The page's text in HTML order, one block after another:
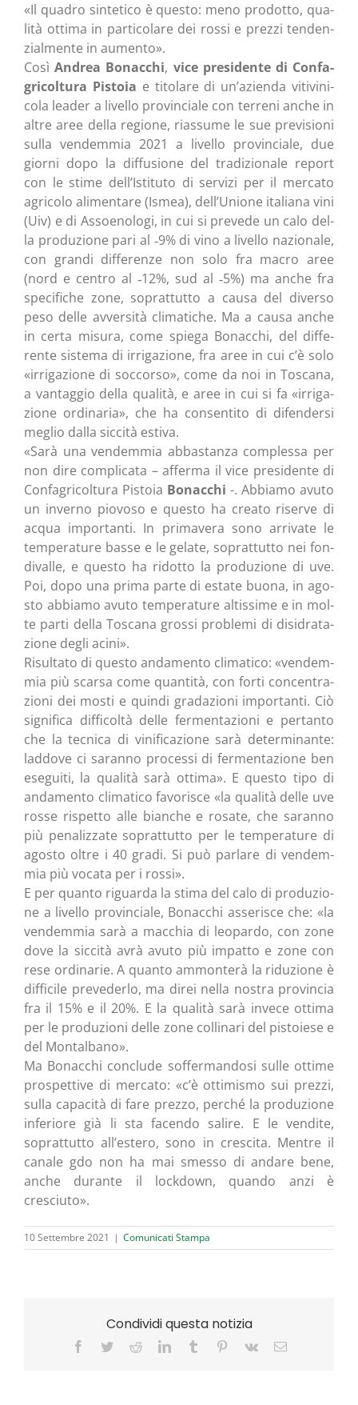
«Il qua­dro sin­te­ti­co è que­sto: meno pro­dot­to, qua­
li­tà otti­ma in par­ti­co­la­re dei ros­si e prez­zi ten­den­
zial­men­te in aumento».
CosìAndrea Bonac­chi, vice pre­si­den­te di Con­fa­
gri­col­tu­ra Pisto­ia e tito­la­re di un’azienda viti­vi­ni­
co­la lea­der a livel­lo pro­vin­cia­le con ter­re­ni anche in
altre aree del­la regio­ne, rias­su­me le sue pre­vi­sio­ni
sul­la ven­dem­mia 2021 a livel­lo pro­vin­cia­le, due
gior­ni dopo la dif­fu­sio­ne del tra­di­zio­na­le report
con le sti­me dell’Istituto di ser­vi­zi per il mer­ca­to
agri­co­lo ali­men­ta­re (Ismea), dell’Unione ita­lia­na vini
(Uiv) e di Assoe­no­lo­gi, in cui si pre­ve­de un calo del­
la pro­du­zio­ne pari al ‑9% di vino a livel­lo nazio­na­le,
con gran­di dif­fe­ren­ze non solo fra macro aree
(nord e cen­tro al ‑12%, sud al ‑5%) ma anche fra
spe­ci­fi­che zone, soprat­tut­to a cau­sa del diver­so
peso del­le avver­si­tà cli­ma­ti­che. Ma a cau­sa anche
in cer­ta misu­ra, come spie­ga Bonac­chi, del dif­fe­
ren­te siste­ma di irri­ga­zio­ne, fra aree in cui c’è solo
«irri­ga­zio­ne di soc­cor­so», come da noi in Tosca­na,
a van­tag­gio del­la qua­li­tà, e aree in cui si fa «irri­ga­
zio­ne ordi­na­ria», che ha con­sen­ti­to di difen­der­si
meglio dal­la sic­ci­tà estiva.
«Sarà una ven­dem­mia abba­stan­za com­ples­sa per
non dire com­pli­ca­ta – affer­ma il vice pre­si­den­te di
Con­fa­gri­col­tu­ra Pisto­ia Bonac­chi -. Abbia­mo avu­to
un inver­no pio­vo­so e que­sto ha crea­to riser­ve di
acqua impor­tan­ti. In pri­ma­ve­ra sono arri­va­te le
tem­pe­ra­tu­re bas­se e le gela­te, soprat­tut­to nei fon­
di­val­le, e que­sto ha ridot­to la pro­du­zio­ne di uve.
Poi, dopo una pri­ma par­te di esta­te buo­na, in ago­
sto abbia­mo avu­to tem­pe­ra­tu­re altis­si­me e in mol­
te par­ti del­la Tosca­na gros­si pro­ble­mi di disi­dra­ta­
zio­ne degli acini».
Risul­ta­to di que­sto anda­men­to cli­ma­ti­co: «ven­dem­
mia più scar­sa come quan­ti­tà, con for­ti con­cen­tra­
zio­ni dei mosti e quin­di gra­da­zio­ni impor­tan­ti. Ciò
signi­fi­ca dif­fi­col­tà del­le fer­men­ta­zio­ni e per­tan­to
che la tec­ni­ca di vini­fi­ca­zio­ne sarà deter­mi­nan­te:
lad­do­ve ci saran­no pro­ces­si di fer­men­ta­zio­ne ben
ese­gui­ti, la qua­li­tà sarà otti­ma». E que­sto tipo di
anda­men­to cli­ma­ti­co favo­ri­sce «la qua­li­tà del­le uve
ros­se rispet­to alle bian­che e rosa­te, che saran­no
più pena­liz­za­te soprat­tut­to per le tem­pe­ra­tu­re di
ago­sto oltre i 40 gra­di. Si può par­la­re di ven­dem­
mia più voca­ta per i rossi».
E per quan­to riguar­da la sti­ma del calo di pro­du­zio­
ne a livel­lo pro­vin­cia­le, Bonac­chi asse­ri­sce che: «la
ven­dem­mia sarà a mac­chia di leo­par­do, con zone
dove la sic­ci­tà avrà avu­to più impat­to e zone con
rese ordi­na­rie. A quan­to ammon­te­rà la ridu­zio­ne è
dif­fi­ci­le pre­ve­der­lo, ma direi nel­la nostra pro­vin­cia
fra il 15% e il 20%. E la qua­li­tà sarà inve­ce otti­ma
per le pro­du­zio­ni del­le zone col­li­na­ri del pisto­ie­se e
del Montalbano».
Ma Bonac­chi con­clu­de sof­fer­man­do­si sul­le otti­me
pro­spet­ti­ve di mer­ca­to: «c’è otti­mi­smo sui prez­zi,
sul­la capa­ci­tà di fare prez­zo, per­ché la pro­du­zio­ne
infe­rio­re già li sta facen­do sali­re. E le ven­di­te,
soprat­tut­to all’estero, sono in cre­sci­ta. Men­tre il
cana­le gdo non ha mai smes­so di anda­re bene,
anche duran­te il loc­k­do­wn, quan­do anzi è
cresciuto».
10 Settembre 2021 | Comunicati Stampa
Condividi questa notizia
Facebook
TwitterRedditLinkedInTumblr Pinterest
Vk Email